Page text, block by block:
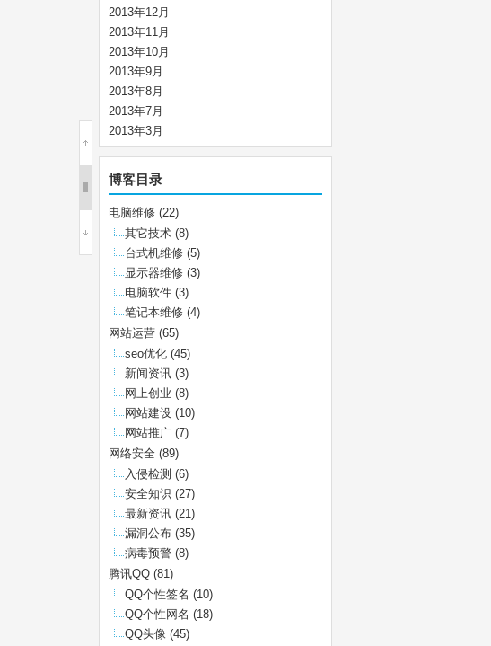
2013年12月
2013年11月
2013年10月
2013年9月
2013年8月
2013年7月
2013年3月
博客目录
电脑维修 (22)
其它技术 (8)
台式机维修 (5)
显示器维修 (3)
电脑软件 (3)
笔记本维修 (4)
网站运营 (65)
seo优化 (45)
新闻资讯 (3)
网上创业 (8)
网站建设 (10)
网站推广 (7)
网络安全 (89)
入侵检测 (6)
安全知识 (27)
最新资讯 (21)
漏洞公布 (35)
病毒预警 (8)
腾讯QQ (81)
QQ个性签名 (10)
QQ个性网名 (18)
QQ头像 (45)